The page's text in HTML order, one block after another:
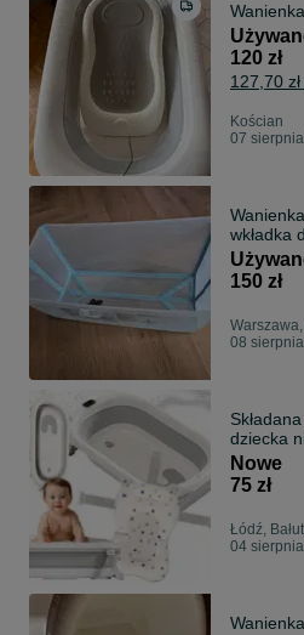
120 zł
127,70
Kościan
07
wkładka
150 zł
08
dziecka
fotelik
Nowe
75 zł
Łódź,
04